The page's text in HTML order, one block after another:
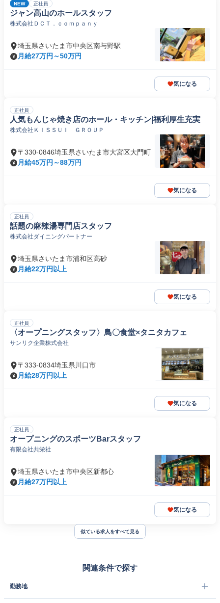
NEW 正社員
ジャン高山のホールスタッフ
株式会社ＤＣＴ．ｃｏｍｐａｎｙ
埼玉県さいたま市中央区南与野駅
月給27万円～50万円
気になる
正社員
人気もんじゃ焼き店のホール・キッチン|福利厚生充実
株式会社ＫＩＳＳＵＩ ＧＲＯＵＰ
〒330-0846埼玉県さいたま市大宮区大門町
月給45万円～88万円
気になる
正社員
話題の麻辣湯専門店スタッフ
株式会社ダイニングパートナー
埼玉県さいたま市浦和区高砂
月給22万円以上
気になる
正社員
〈オープニングスタッフ〉鳥〇食堂×タニタカフェ
サンリク企業株式会社
〒333-0834埼玉県川口市
月給28万円以上
気になる
正社員
オープニングのスポーツBarスタッフ
有限会社共栄社
埼玉県さいたま市中央区新都心
月給27万円以上
気になる
似ている求人をすべて見る
関連条件で探す
勤務地